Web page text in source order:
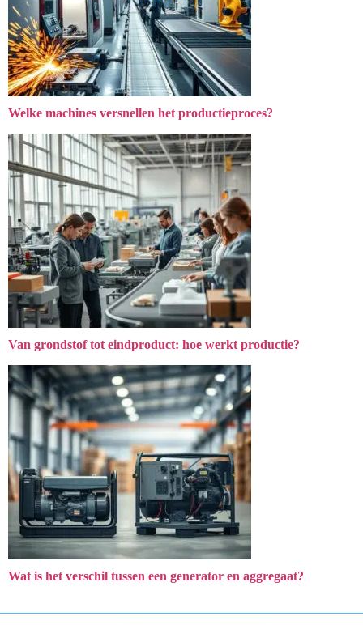
Welke machines versnellen het productieproces?
Van grondstof tot eindproduct: hoe werkt productie?
Wat is het verschil tussen een generator en aggregaat?